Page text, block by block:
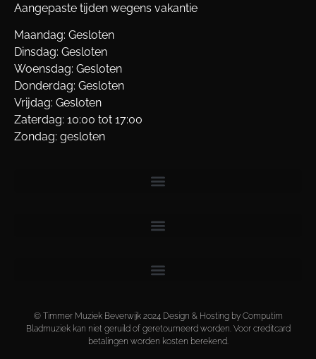
Aangepaste tijden wegens vakantie
Maandag: Gesloten
Dinsdag: Gesloten
Woensdag: Gesloten
Donderdag: Gesloten
Vrijdag: Gesloten
Zaterdag: 10:00 tot 17:00
Zondag: gesloten
© Timmer Muziek Beverwijk 2024 Design & Hosting by Computim
Bladmuziek kan niet geruild of geretourneerd worden. Voor creditcard
betalingen worden kosten berekend.